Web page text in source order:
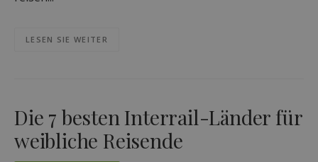
LESEN SIE WEITER
Die 7 besten Interrail-Länder für
weibliche Reisende